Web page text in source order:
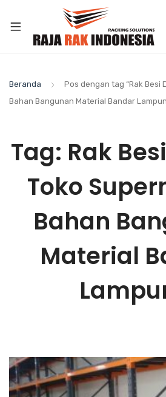
Beranda
Pos dengan tag “Rak Besi
Bahan Bangunan Material Bandar
Tag: Rak
Toko
Bahan
Material